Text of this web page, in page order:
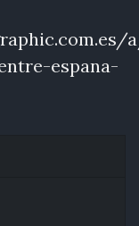
espana-